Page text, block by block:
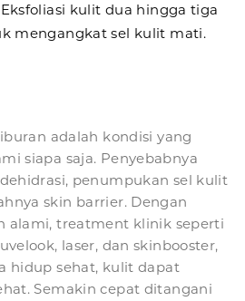
Eksfoliasi kulit dua hingga tiga
mengangkat sel kulit mati.
adalah kondisi yang
siapa saja. Penyebabnya
penumpukan sel kulit
skin barrier. Dengan
alami, treatment klinik seperti
laser, dan skinbooster,
hidup sehat, kulit dapat
Semakin cepat ditangani